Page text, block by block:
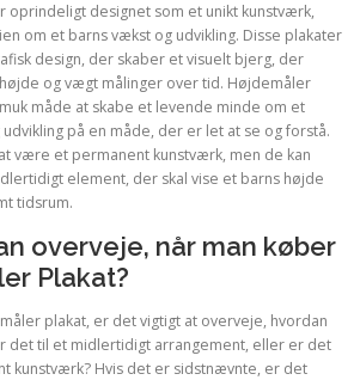
oprindeligt designet som et unikt kunstværk,
om et barns vækst og udvikling. Disse plakater
design, der skaber et visuelt bjerg, der
og vægt målinger over tid. Højdemåler
måde at skabe et levende minde om et
på en måde, der er let at se og forstå.
være et permanent kunstværk, men de kan
element, der skal vise et barns højde
tidsrum.
overveje, når man køber
Plakat?
plakat, er det vigtigt at overveje, hvordan
det til et midlertidigt arrangement, eller er det
kunstværk? Hvis det er sidstnævnte, er det